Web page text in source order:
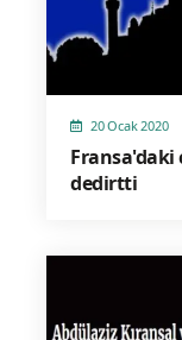
20 Ocak 2020
Fransa'daki
dedirtti